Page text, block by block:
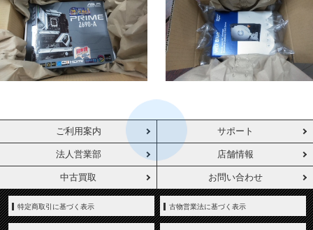
ご利用案内 サポート
法人営業部 店舗情報
中古買取 お問い合わせ
特定商取引に基づく表示 古物営業法に基づく表示